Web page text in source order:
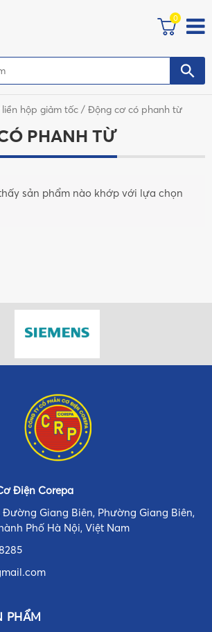
0
hộp giảm tốc / Động cơ có phanh từ
PHANH TỪ
sản phẩm nào khớp với lựa chọn
Điện Corepa
Đường Giang Biên, Phường Giang Biên,
Phố Hà Nội, Việt Nam
PHẨM